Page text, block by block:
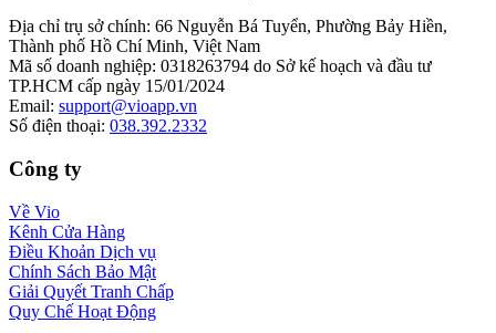
Địa chỉ trụ sở chính: 66 Nguyễn Bá Tuyển, Phường Bảy Hiền,
Thành phố Hồ Chí Minh, Việt Nam
Mã số doanh nghiệp: 0318263794 do Sở kế hoạch và đầu tư
TP.HCM cấp ngày 15/01/2024
Email: support@vioapp.vn
Số điện thoại: 038.392.2332
Công ty
Về Vio
Kênh Cửa Hàng
Điều Khoản Dịch vụ
Chính Sách Bảo Mật
Giải Quyết Tranh Chấp
Quy Chế Hoạt Động